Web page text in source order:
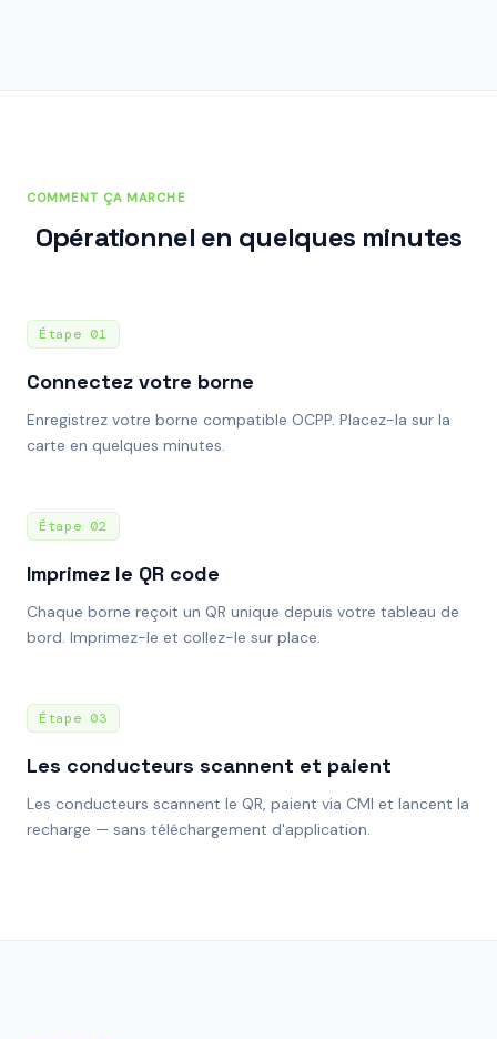
COMMENT ÇA MARCHE
Opérationnel en quelques minutes
Étape 01
Connectez votre borne
Enregistrez votre borne compatible OCPP. Placez-la sur la
carte en quelques minutes.
Étape 02
Imprimez le QR code
Chaque borne reçoit un QR unique depuis votre tableau de
bord. Imprimez-le et collez-le sur place.
Étape 03
Les conducteurs scannent et paient
Les conducteurs scannent le QR, paient via CMI et lancent la
recharge — sans téléchargement d'application.